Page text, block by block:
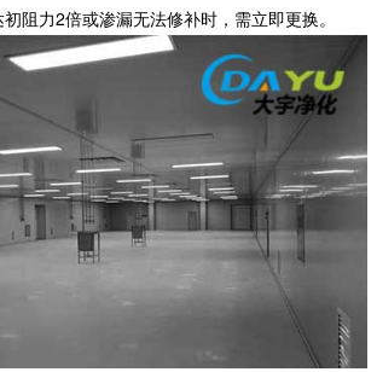
阻力2倍或渗漏无法修补时，需立即更换。